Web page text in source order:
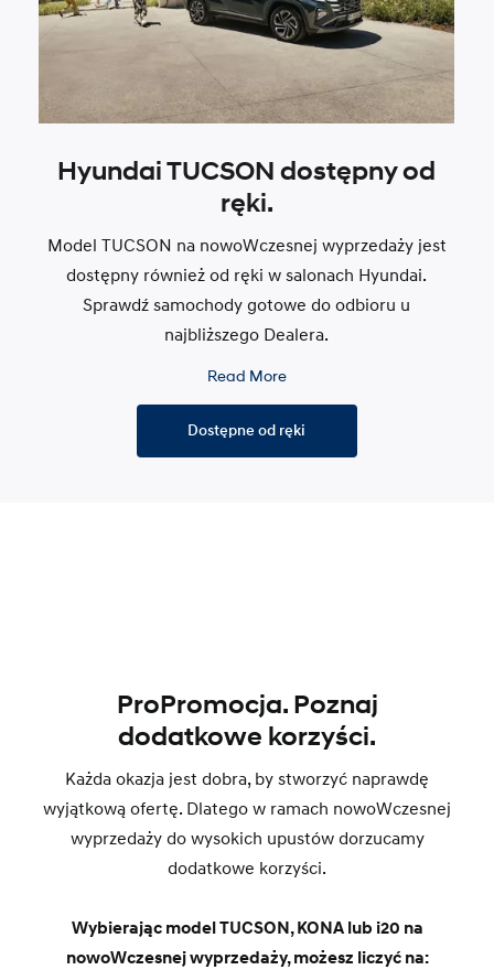
Hyundai TUCSON dostępny od
ręki.
Model TUCSON na nowoWczesnej wyprzedaży jest
dostępny również od ręki w salonach Hyundai.
Sprawdź samochody gotowe do odbioru u
najbliższego Dealera.
Read More
Dostępne od ręki
ProPromocja. Poznaj
dodatkowe korzyści.
Każda okazja jest dobra, by stworzyć naprawdę
wyjątkową ofertę. Dlatego w ramach nowoWczesnej
wyprzedaży do wysokich upustów dorzucamy
dodatkowe korzyści.
Wybierając model TUCSON, KONA lub i20 na
nowoWczesnej wyprzedaży, możesz liczyć na: